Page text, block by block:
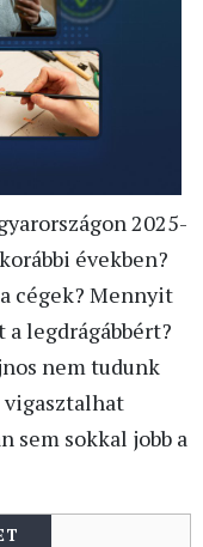
2025-
években?
cégek? Mennyit
legdrágábbért?
nem tudunk
vigasztalhat
sem sokkal jobb a